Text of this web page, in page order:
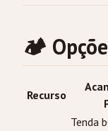
🏕️
Recurso
Tenda